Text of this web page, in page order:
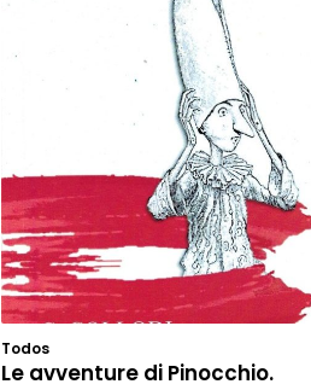
Todos
Le avventure di Pinocchio.